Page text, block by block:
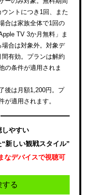
ントにつき1回、また
合は家族全体で1回の
TV 3か月無料」ま
合は対象外。対象デ
有効。プランは解約
の条件が適用されま
後は月額1,200円。プ
が適用されます。
しやすい
新しい観戦スタイル”
なデバイスで視聴可
する